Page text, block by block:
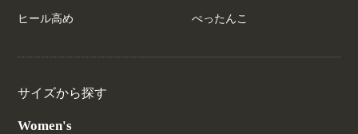
ヒール高め ぺったんこ
サイズから探す
Women's